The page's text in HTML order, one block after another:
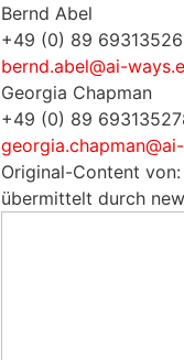
Bernd Abel
+49 (0) 89
bernd.abel@ai-
Georgia Chapman
+49 (0) 89
Original-Content
übermittelt durch